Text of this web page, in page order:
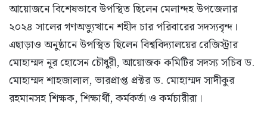
আয়োজনে বিশেষভাবে উপস্থিত ছিলেন মেলান্দহ উপজেলার
২০২৪ সালের গণঅভ্যুত্থানে শহীদ চার পরিবারের সদস্যবৃন্দ।
এছাড়াও অনুষ্ঠানে উপস্থিত ছিলেন বিশ্ববিদ্যালয়ের রেজিস্ট্রার
মোহাম্মদ নূর হোসেন চৌধুরী, আয়োজক কমিটির সদস্য সচিব ড.
মোহাম্মদ শাহজালাল, ভারপ্রাপ্ত প্রক্টর ড. মোহাম্মদ সাদীকুর
রহমানসহ শিক্ষক, শিক্ষার্থী, কর্মকর্তা ও কর্মচারীরা।